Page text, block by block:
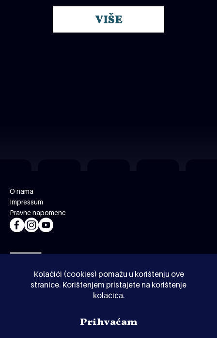
Kolačići (cookies) pomažu u korištenju ove
stranice. Korištenjem pristajete na korištenje
kolačića.
Prihvaćam
VIŠE
O nama
Impressum
Pravne napomene
© Kinoholik 2026. Kinoholik nije organizator programa.
Organizatori zadržavaju pravo izmjene programa.